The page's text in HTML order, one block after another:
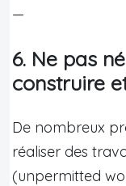
—
6. Ne pas
construire
De nombreux
réaliser des
(unpermitted